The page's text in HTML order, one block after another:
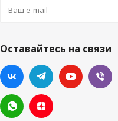
Оставайтесь на связи